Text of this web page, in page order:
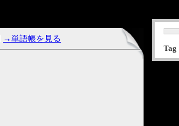
Tag
→単語帳を見る